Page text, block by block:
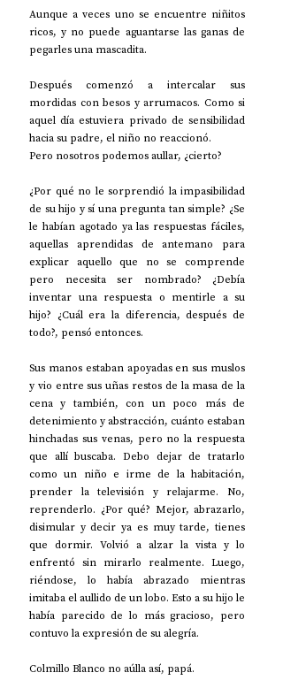
Aunque a veces uno se encuentre niñitos
ricos, y no puede aguantarse las ganas de
pegarles una mascadita.
Después comenzó a intercalar sus
mordidas con besos y arrumacos. Como si
aquel día estuviera privado de sensibilidad
hacia su padre, el niño no reaccionó.
Pero nosotros podemos aullar, ¿cierto?
¿Por qué no le sorprendió la impasibilidad
de su hijo y sí una pregunta tan simple? ¿Se
le habían agotado ya las respuestas fáciles,
aquellas aprendidas de antemano para
explicar aquello que no se comprende
pero necesita ser nombrado? ¿Debía
inventar una respuesta o mentirle a su
hijo? ¿Cuál era la diferencia, después de
todo?, pensó entonces.
Sus manos estaban apoyadas en sus muslos
y vio entre sus uñas restos de la masa de la
cena y también, con un poco más de
detenimiento y abstracción, cuánto estaban
hinchadas sus venas, pero no la respuesta
que allí buscaba. Debo dejar de tratarlo
como un niño e irme de la habitación,
prender la televisión y relajarme. No,
reprenderlo. ¿Por qué? Mejor, abrazarlo,
disimular y decir ya es muy tarde, tienes
que dormir. Volvió a alzar la vista y lo
enfrentó sin mirarlo realmente. Luego,
riéndose, lo había abrazado mientras
imitaba el aullido de un lobo. Esto a su hijo le
había parecido de lo más gracioso, pero
contuvo la expresión de su alegría.
Colmillo Blanco no aúlla así, papá.